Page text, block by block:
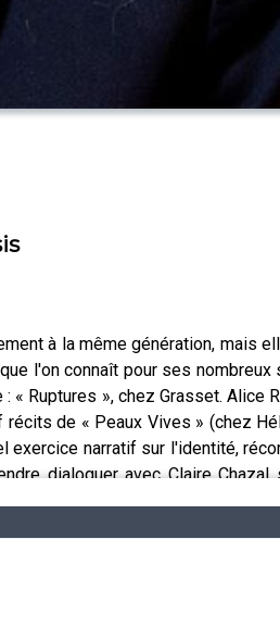
à la même génération, mais
l'on connaît pour ses nombreux
Ruptures », chez Grasset. Alice
de « Peaux Vives » (chez
exercice narratif sur l'identité,
dialoguer avec Claire